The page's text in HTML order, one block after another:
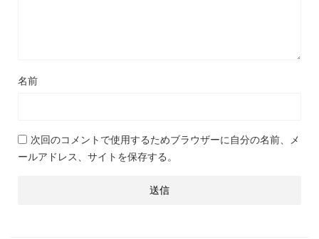
名前
次回のコメントで使用するためブラウザーに自分の名前、メ
ールアドレス、サイトを保存する。